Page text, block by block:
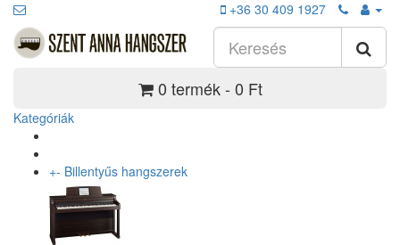
+36 30 409 1927
0 termék - 0 Ft
Kategóriák
+- Billentyűs hangszerek